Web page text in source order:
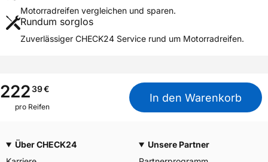
Motorradtyp
Scooter
Weitere Eigenschaften
M+S
Nein
Verstärkt
3PMSF / Alpine-Symbol
Nein
Motorradreifen vergleichen und sparen.
Rundum sorglos
Zuverlässiger CHECK24 Service rund um Motorradreifen.
22239€
pro Reifen
In den Warenkorb
Über CHECK24
Unsere Partner